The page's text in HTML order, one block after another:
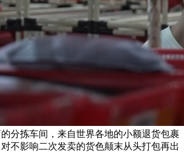
分拣车间，来自世界各地的小额退货包裹
不影响二次发卖的货色颠末从头打包再出